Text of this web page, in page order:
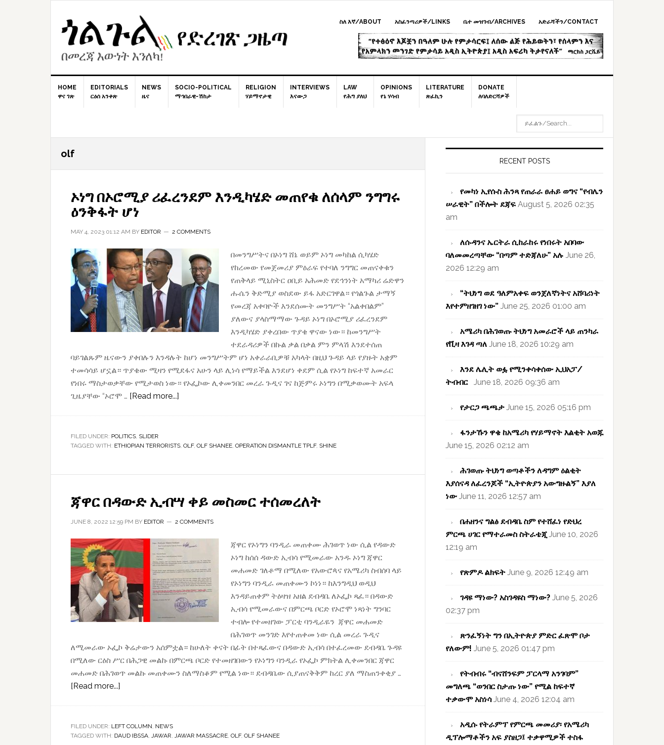
ስለ እኛ/ABOUT አስፈንጣሪዎች/LINKS ቤተ መዝገብ/ARCHIVES አድራሻችን/CONTACT
HOME
ዋና ገጽ
EDITORIALS
ርዕሰ አንቀጽ
NEWS
ዜና
SOCIO-POLITICAL
ማኅበራዊ-ሽከታ
RELIGION
ሃይማኖታዊ
INTERVIEWS
እናውጋ
LAW
የሕግ ያለህ
OPINIONS
የኔ ሃሳብ
LITERATURE
ጽፈኪን
DONATE
ለባለድርሻዎች
olf
ኦነግ በኦሮሚያ ሪፈረንደም እንዲካሄድ መጠየቁ ለሰላም ንግግሩ
ዕንቅፋት ሆነ
MAY 4, 2023 01:12 AM BY EDITOR 2 COMMENTS
በመንግሥትና በኦነግ ሸኔ ወይም ኦነግ መካከል ሲካሄድ
የከረመው የመጀመሪያ ምዕራፍ የተባለ ንግግር መጠናቀቁን
የጠቅላይ ሚኒስትር ዐቢይ አሕመድ የደኅንነት አማካሪ ሬድዋን
ሑሴን ቅድሚያ ወስደው ይፋ አድርገዋል። የጎልጉል ታማኝ
የመረጃ አቀባዮች እንደሰሙት መንግሥት “አልቀበልም”
ያለውና ያላስማማው ጉዳይ ኦነግ በኦሮሚያ ሪፈረንደም
እንዲካሄድ ያቀረበው ጥያቄ ዋናው ነው። ከመንግሥት
ተደራዳሪዎች በኩል ቃል በቃል ምን ምላሽ እንደተሰጠ
ባይገልጹም ዜናውን ያቀበሉን እንዳሉት ከሆነ መንግሥትም ሆነ አቀራራቢዎቹ አካላት በዚህ ጉዳይ ላይ የያዙት አቋም
ተመሳሳይ ሆኗል። ጥያቄው ሚዛን የሚደፋና አሁን ላይ ሊነሳ የማይችል እንደሆነ ቀደም ሲል የኦነግ ከፍተኛ አመራር
የነበሩ ማስታወቃቸው የሚታወስ ነው። የኦፌኮው ሊቀመንበር መረራ ጉዲና ገና ከጅምሩ ኦነግን በሚቃወሙት አፍላ
ጊዜያቸው “ኦሮሞ … [Read more...]
እንዲካሄድ
ለሰላም
ዕንቅፋት
FILED UNDER: POLITICS, SLIDER
TAGGED WITH: ETHIOPIAN TERRORISTS, OLF, OLF SHANEE, OPERATION DISMANTLE TPLF, SHINE
ጃዋር በዳውድ ኢብሣ ቀይ መስመር ተሰመረለት
JUNE 8, 2022 12:59 PM BY EDITOR 2 COMMENTS
ጃዋር የኦነግን ባንዲራ መጠቀሙ ሕገወጥ ነው ሲል የዳውድ
ኦነግ ከሰሰ ዳውድ ኢብሳ የሚመራው አንዱ ኦነግ ጃዋር
መሐመድ ገለቶማ በሚለው የአውሮጳና የአሜሪካ ስብሰባ ላይ
የኦነግን ባንዲራ መጠቀሙን ኮነነ። ከእንግዲህ ወዲህ
እንዳይጠቀም ትዕዛዝ አዘል ደብዳቤ ለኦፌኮ ጻፈ። በዳውድ
ኢብሳ የሚመራውና በምርጫ ቦርድ የኦሮሞ ነጻነት ግንባር
ተብሎ የተመዘገው ፓርቲ ባንዲራዬን ጃዋር መሐመድ
በሕገወጥ መንገድ እየተጠቀመ ነው ሲል መረራ ጉዲና
ለሚመራው ኦፌኮ ቅሬታውን አሰምቷል። ከሁለት ቀናት በፊት በተጻፈውና በዳውድ ኢብሳ በተፈረመው ደብዳቤ ጉዳዩ
በሚለው ርዕስ ሥር በሕጋዊ መልኩ በምርጫ ቦርድ የተመዘገበውን የኦነግን ባንዲራ የኦፌኮ ምክትል ሊቀመንበር ጃዋር
መሐመድ በሕገወጥ መልኩ መጠቀሙን ስለማስቆም የሚል ነው። ደብዳቤው ሲያጠናቅቅም ከረር ያለ ማስጠንቀቂያ …
[Read more...]
ኢብሣ
ቀይ
FILED UNDER: LEFT COLUMN, NEWS
TAGGED WITH: DAUD IBSSA, JAWAR, JAWAR MASSACRE, OLF, OLF SHANEE
RECENT POSTS
የመካነ ኢየሱስ ሕንጻ የጠራራ ፀሐይ ወግና “የብሌን
ሠራዊት” በችሎት ደጃፍ August 5, 2026 02:35
am
ለሱዳንና ኤርትራ ሲከራከሩ የነበሩት አበባው
ባለመመረጣቸው “በጣም ተድጃለሁ” አሉ June 26,
2026 12:29 am
“ትህነግ ወደ ዓለምአቀፍ ወንጀለኛነትና አሸባሪነት
እየተምዘገዘገ ነው” June 25, 2026 01:00 am
አሜሪካ በሕገወጡ ትህነግ አመራሮች ላይ ጠንካራ
የቪዛ እገዳ ጣለ June 18, 2026 10:29 am
እንደ ሌሊት ወፏ የሚንቀሳቀሰው ኢህአፓ/
ትብብር June 18, 2026 09:36 am
የታርጋ ጫጫታ June 15, 2026 05:16 pm
ፋንታኹን ዋቄ ከአሜሪካ የሃይማኖት እልቂት አወጁ
June 15, 2026 02:12 am
ሕገወጡ ትህነግ ወጣቶችን ለዳግም ዕልቂት
እያሰናዳ ለፈረንጆች “ኢትዮጵያን አውግዙልኝ” እያለ
ነው June 11, 2026 12:57 am
በሐዘንና ግልፅ ደብዳቤ ስም የተሸፈነ የድህረ
ምርጫ ሀገር የማተራመስ ስትራቴጂ June 10, 2026
12:19 am
የጽምዶ ልክፍት June 9, 2026 12:49 am
ገዳዩ ማነው? አስገዳዩስ ማነው? June 5, 2026
02:37 pm
ጽንፈኝነት ግን በኢትዮጵያ ምድር ፈጽሞ ቦታ
የለውም! June 5, 2026 01:47 pm
የትብብሩ “ብናሸንፍም ፓርላማ አንገባም”
መግለጫ “ወንበር ስታጡ ነው” የሚል ከፍተኛ
ተቃውሞ አስነሳ June 4, 2026 12:04 am
አዲሱ የትራምፕ የምርጫ መመሪያ፡ የአሜሪካ
ዲፕሎማቶችን አፍ ያስዘጋ፤ ተቃዋሚዎች ተስፋ